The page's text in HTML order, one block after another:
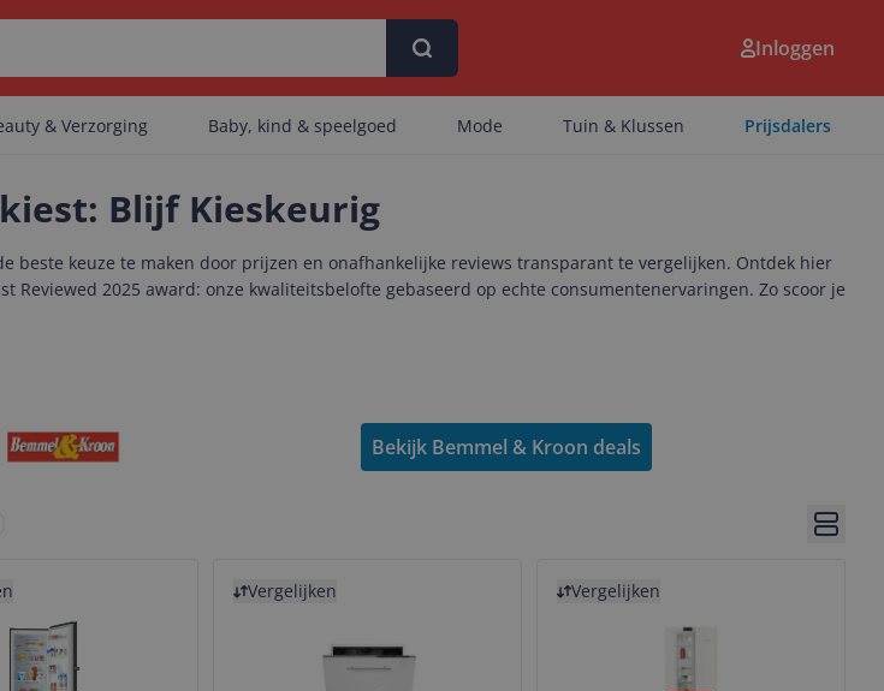
gevonden.
gevonden.
Inloggen
& Verzorging Baby, kind & speelgoed Mode Tuin & Klussen Prijsdalers
Blijf Kieskeurig
beste keuze te maken door prijzen en onafhankelijke reviews transparant te vergelijken. Ontdek hier
Reviewed 2025 award: onze kwaliteitsbelofte gebaseerd op echte consumentenervaringen. Zo scoor je
Bekijk Bemmel & Kroon deals
Vergelijken Vergelijken